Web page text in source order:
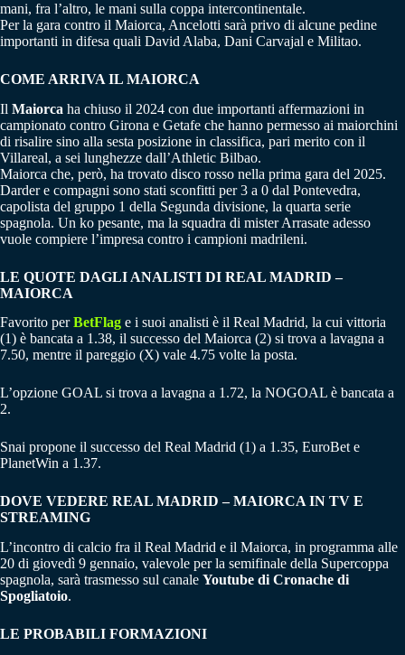
mani, fra l’altro, le mani sulla coppa intercontinentale.
Per la gara contro il Maiorca, Ancelotti sarà privo di alcune pedine
importanti in difesa quali David Alaba, Dani Carvajal e Militao.
COME ARRIVA IL MAIORCA
Il Maiorca ha chiuso il 2024 con due importanti affermazioni in
campionato contro Girona e Getafe che hanno permesso ai maiorchini
di risalire sino alla sesta posizione in classifica, pari merito con il
Villareal, a sei lunghezze dall’Athletic Bilbao.
Maiorca che, però, ha trovato disco rosso nella prima gara del 2025.
Darder e compagni sono stati sconfitti per 3 a 0 dal Pontevedra,
capolista del gruppo 1 della Segunda divisione, la quarta serie
spagnola. Un ko pesante, ma la squadra di mister Arrasate adesso
vuole compiere l’impresa contro i campioni madrileni.
LE QUOTE DAGLI ANALISTI DI REAL MADRID –
MAIORCA
Favorito perBetFlag e i suoi analisti è il Real Madrid, la cui vittoria
(1) è bancata a 1.38, il successo del Maiorca (2) si trova a lavagna a
7.50, mentre il pareggio (X) vale 4.75 volte la posta.
L’opzione GOAL si trova a lavagna a 1.72, la NOGOAL è bancata a
2.
Snai propone il successo del Real Madrid (1) a 1.35, EuroBet e
PlanetWin a 1.37.
DOVE VEDERE REAL MADRID – MAIORCA IN TV E
STREAMING
L’incontro di calcio fra il Real Madrid e il Maiorca, in programma alle
20 di giovedì 9 gennaio, valevole per la semifinale della Supercoppa
spagnola, sarà trasmesso sul canale Youtube di Cronache di
Spogliatoio.
LE PROBABILI FORMAZIONI